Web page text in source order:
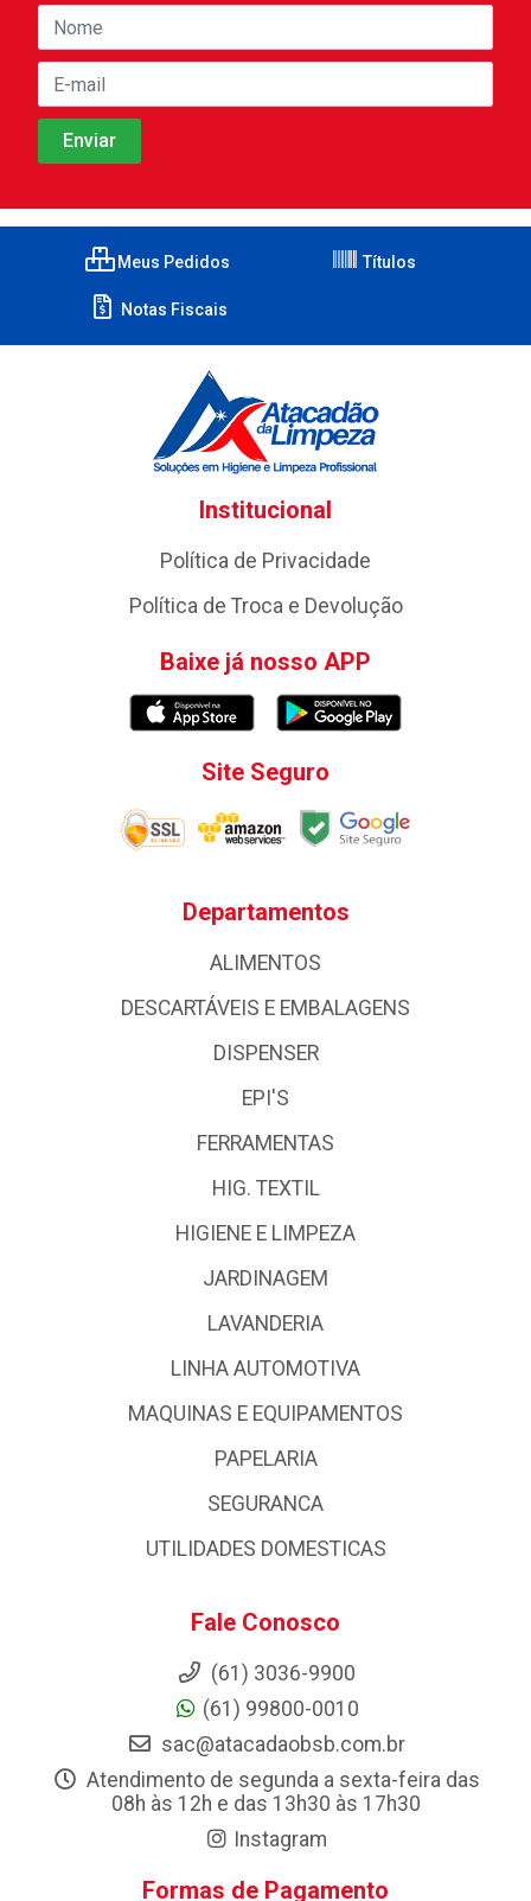
Meus Pedidos Títulos
Notas Fiscais
Institucional
Política de Privacidade
Política de Troca e Devolução
Baixe já nosso APP
Site Seguro
Departamentos
ALIMENTOS
DESCARTÁVEIS E EMBALAGENS
DISPENSER
EPI'S
FERRAMENTAS
HIG. TEXTIL
HIGIENE E LIMPEZA
JARDINAGEM
LAVANDERIA
LINHA AUTOMOTIVA
MAQUINAS E EQUIPAMENTOS
PAPELARIA
SEGURANCA
UTILIDADES DOMESTICAS
Fale Conosco
(61) 3036-9900
(61) 99800-0010
sac@atacadaobsb.com.br
Atendimento de segunda a sexta-feira das
08h às 12h e das 13h30 às 17h30
Instagram
Formas de Pagamento